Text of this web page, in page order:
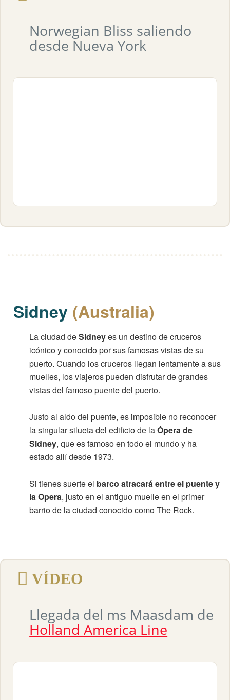
Norwegian Bliss saliendo
desde Nueva York
Sidney (Australia)
La ciudad deSidneyes un destino de cruceros
icónico y conocido por sus famosas vistas de su
puerto. Cuando los cruceros llegan lentamente a sus
muelles, los viajeros pueden disfrutar de grandes
vistas del famoso puente del puerto.
Justo al aldo del puente, es imposible no reconocer
la singular silueta del edificio de laÓpera de
Sidney, que es famoso en todo el mundo y ha
estado allí desde 1973.
Si tienes suerte el barco atracará entre el puente y
la Opera, justo en el antiguo muelle en el primer
barrio de la ciudad conocido como The Rock.
VÍDEO
Llegada del ms Maasdam de
Holland America Line